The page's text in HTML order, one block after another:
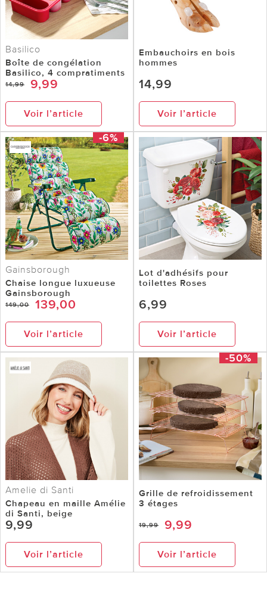
Basilico
Boîte de congélation
Basilico, 4 compratiments
14,99 9,99
Voir l’article
Embauchoirs en bois
hommes
14,99
Voir l’article
-6%
Gainsborough
Chaise longue luxueuse
Gainsborough
149,00 139,00
Voir l’article
Lot d'adhésifs pour
toilettes Roses
6,99
Voir l’article
Amelie di Santi
Chapeau en maille Amélie
di Santi, beige
9,99
Voir l’article
-50%
Grille de refroidissement
3 étages
19,99 9,99
Voir l’article